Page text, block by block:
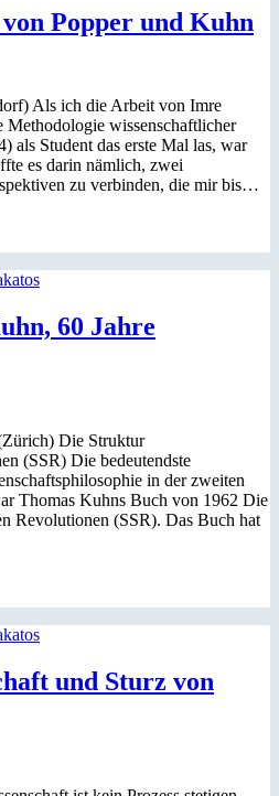
von Popper und Kuhn
Als ich die Arbeit von Imre
wissenschaftlicher
als Student das erste Mal las, war
es darin nämlich, zwei
zu verbinden, die mir bis…
60 Jahre
Die Struktur
(SSR) Die bedeutendste
in der zweiten
Thomas Kuhns Buch von 1962 Die
Revolutionen (SSR). Das Buch hat
und Sturz von